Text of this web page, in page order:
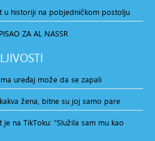
u historiji na pobjedničkom postolju
ZA AL NASSR
uređaj može da se zapali
žena, bitne su joj samo pare
na TikToku: "Služila sam mu kao